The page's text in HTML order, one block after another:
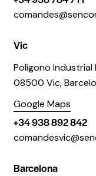
Vic
Polígono Industrial
08500 Vic,
Google Maps
+34 938 892 842
Barcelona